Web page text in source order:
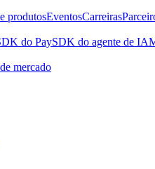
produtosEventosCarreiras
do PaySDK do agente de IA
mercado